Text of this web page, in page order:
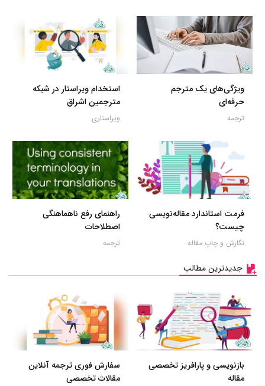
ویژگی‌های یک مترجم
حرفه‌ای
ترجمه
استخدام ویراستار در شبکه
مترجمین اشراق
ویراستاری
فرمت استاندارد مقاله‌نویسی
چیست؟
نگارش و چاپ مقاله
راهنمای رفع ناهماهنگی
اصطلاحات
ترجمه
جدیدترین مطالب
بازنویسی و پارافریز تخصصی
مقاله
سفارش فوری ترجمه آنلاین
مقالات تخصصی